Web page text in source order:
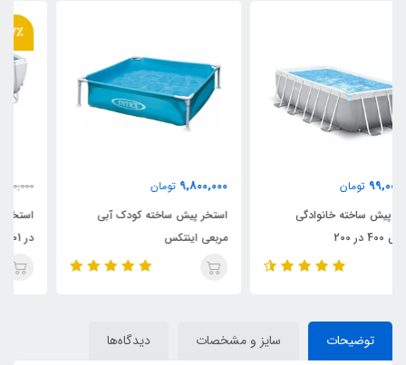
9,800,000
استخر پیش ساخته کودک آبی
مربعی اینتکس
91,000,000
در 201 مستطیلی
توضیحات سایز و مشخصات دیدگاه‌ها